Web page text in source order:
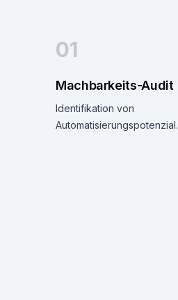
01
Machbarkeits-Audit
Identifikation von
Automatisierungspotenzial.